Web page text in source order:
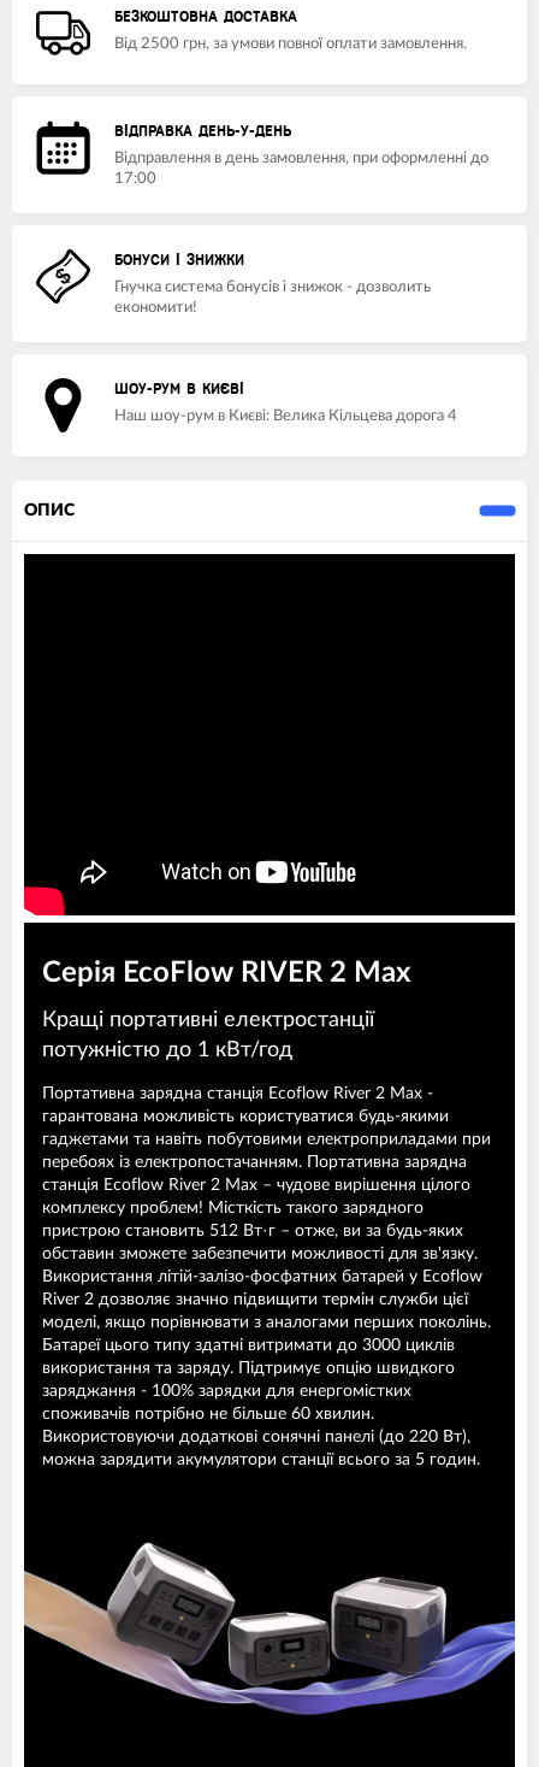
БЕЗКОШТОВНА ДОСТАВКА
Від 2500 грн, за умови повної оплати замовлення.
ВІДПРАВКА ДЕНЬ-У-ДЕНЬ
Відправлення в день замовлення, при оформленні до
17:00
БОНУСИ І ЗНИЖКИ
Гнучка система бонусів і знижок - дозволить
економити!
ШОУ-РУМ В КИЄВІ
Наш шоу-рум в Києві: Велика Кільцева дорога 4
ОПИС
Серія EcoFlow RIVER 2 Max
Кращі портативні електростанції
потужністю до 1 кВт/год
Портативна зарядна станція Ecoflow River 2 Max -
гарантована можливість користуватися будь-якими
гаджетами та навіть побутовими електроприладами при
перебоях із електропостачанням. Портативна зарядна
станція Ecoflow River 2 Max – чудове вирішення цілого
комплексу проблем! Місткість такого зарядного
пристрою становить 512 Вт·г – отже, ви за будь-яких
обставин зможете забезпечити можливості для зв'язку.
Використання літій-залізо-фосфатних батарей у Ecoflow
River 2 дозволяє значно підвищити термін служби цієї
моделі, якщо порівнювати з аналогами перших поколінь.
Батареї цього типу здатні витримати до 3000 циклів
використання та заряду. Підтримує опцію швидкого
заряджання - 100% зарядки для енергомістких
споживачів потрібно не більше 60 хвилин.
Використовуючи додаткові сонячні панелі (до 220 Вт),
можна зарядити акумулятори станції всього за 5 годин.